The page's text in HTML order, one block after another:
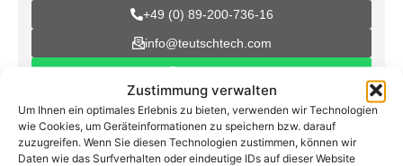
Zustimmung verwalten
Um Ihnen ein optimales Erlebnis zu bieten, verwenden wir Technologien
wie Cookies, um Geräteinformationen zu speichern bzw. darauf
zuzugreifen. Wenn Sie diesen Technologien zustimmen, können wir
Daten wie das Surfverhalten oder eindeutige IDs auf dieser Website
+49 (0) 89-200-736-16
info@teutschtech.com
WhatsApp